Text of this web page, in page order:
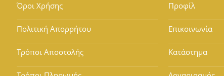
Όροι Χρήσης
Πολιτική Απορρήτου
Τρόποι Αποστολής
Προφίλ
Επικοινωνία
Κατάστημα